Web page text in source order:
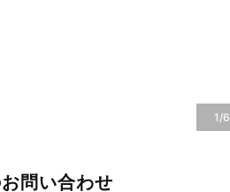
1/6
問い合わせ